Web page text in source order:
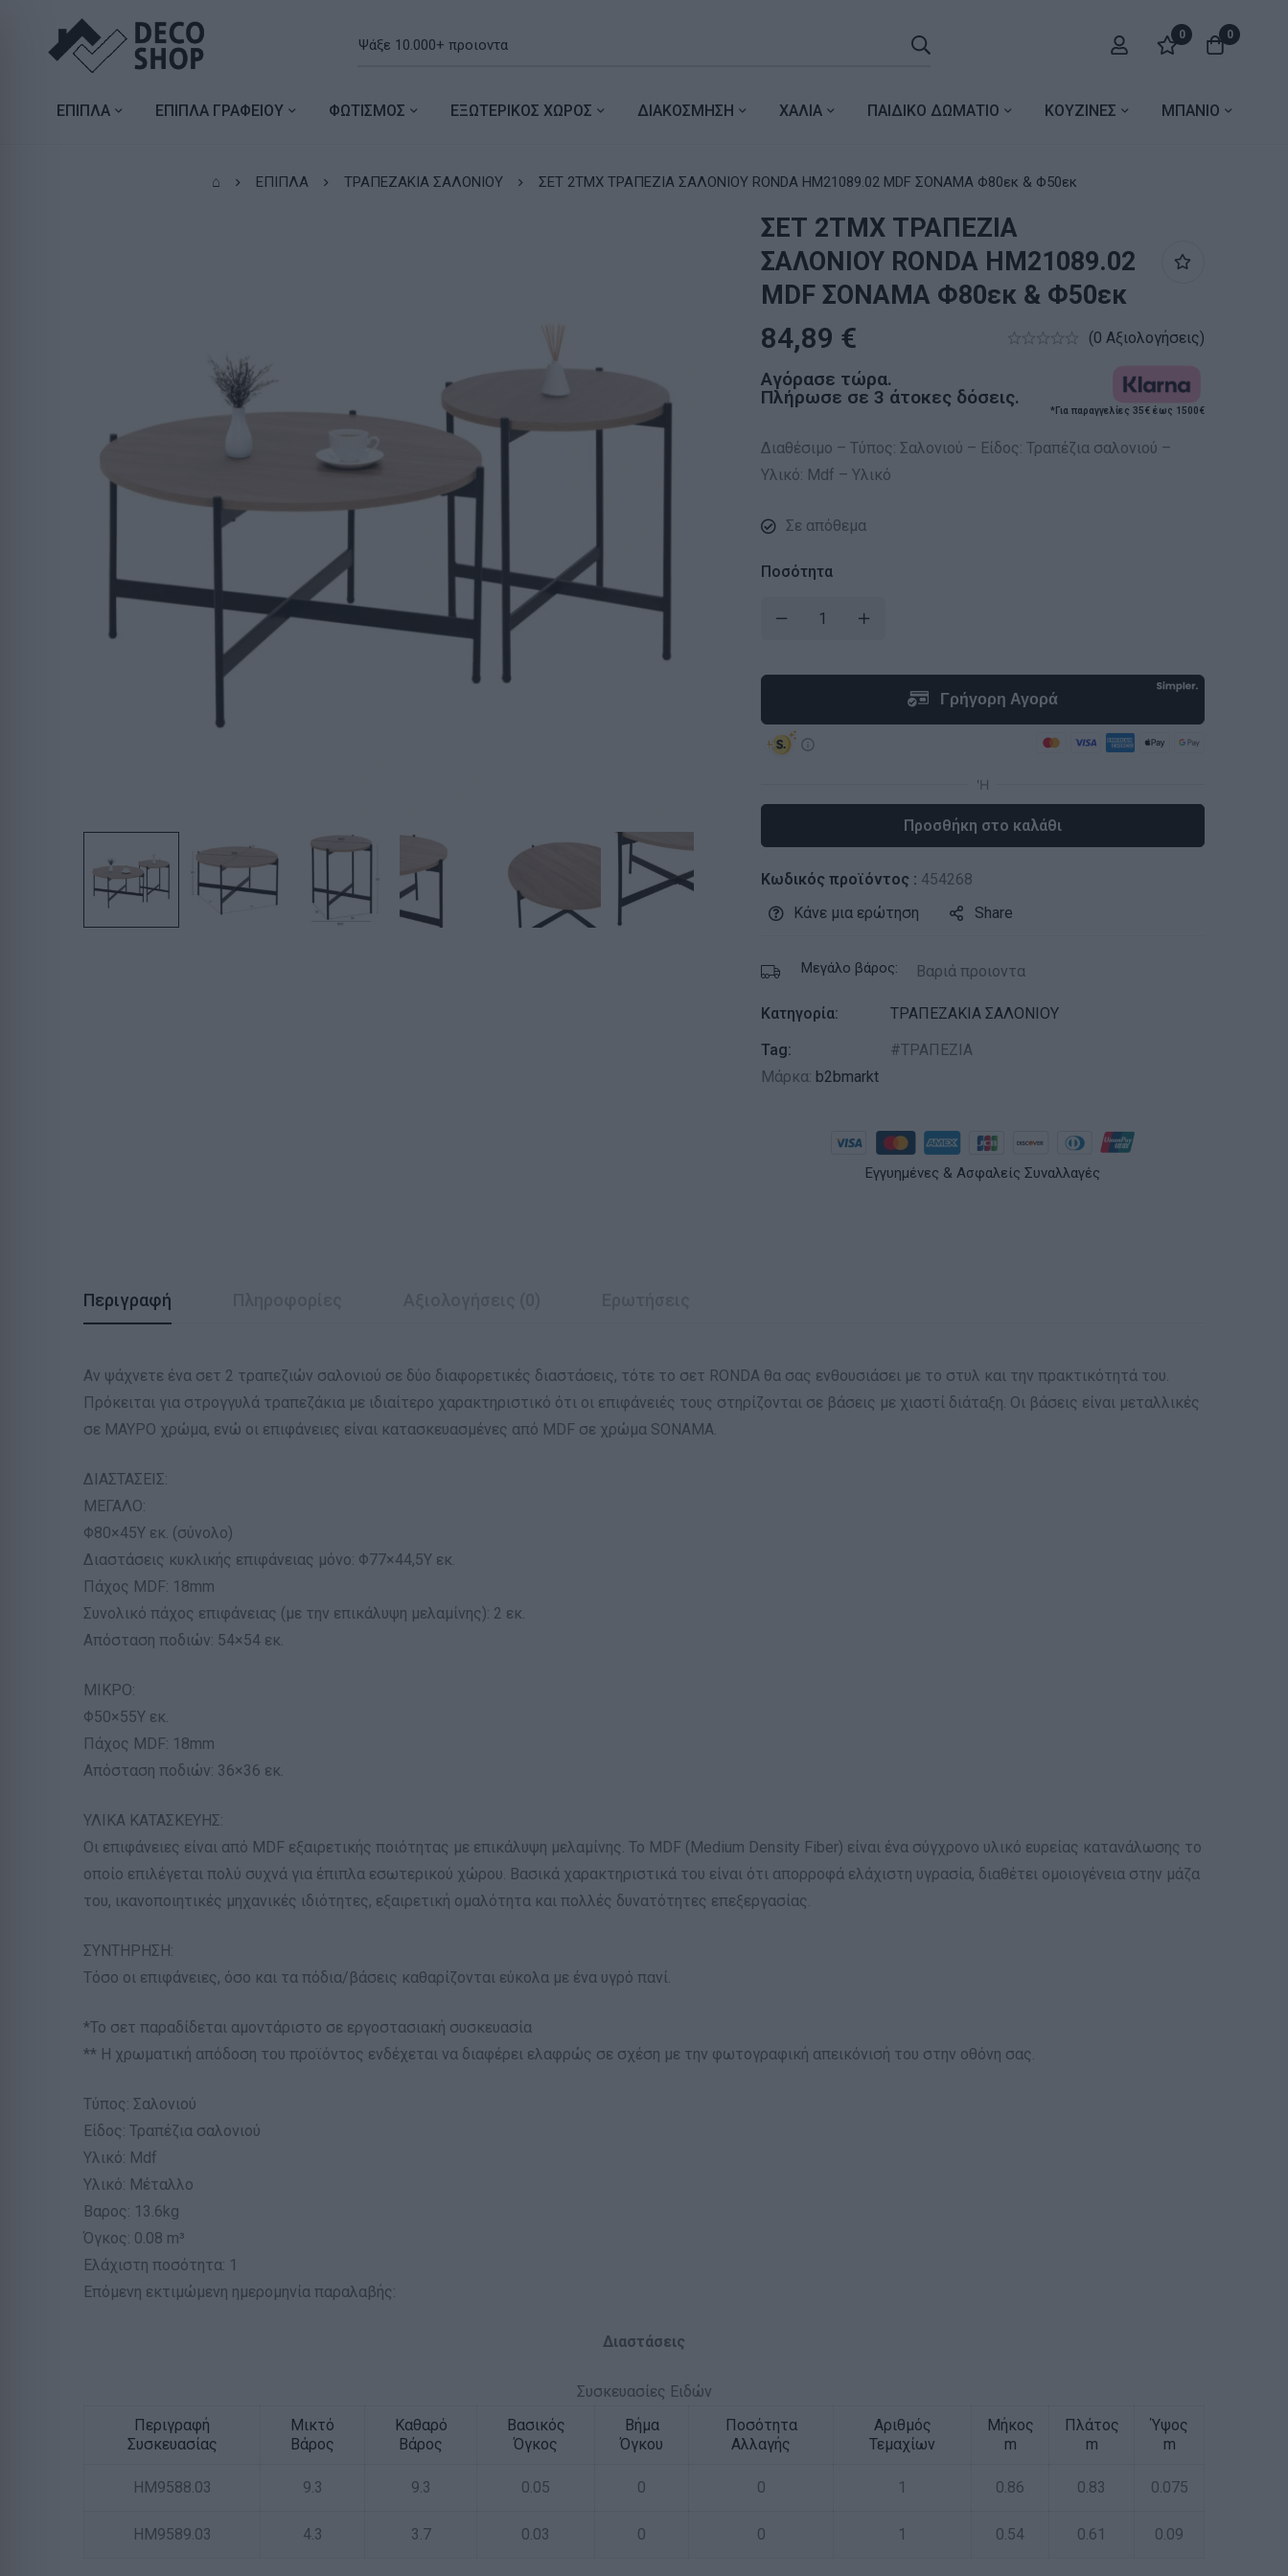
0 0
ΕΠΙΠΛΑ ΕΠΙΠΛΑ ΓΡΑΦΕΙΟΥ ΦΩΤΙΣΜΟΣ ΕΞΩΤΕΡΙΚΟΣ ΧΩΡΟΣ ΔΙΑΚΟΣΜΗΣΗ ΧΑΛΙΑ ΠΑΙΔΙΚΟ ΔΩΜΑΤΙΟ ΚΟΥΖΙΝΕΣ ΜΠΑΝΙΟ
⌂ ΕΠΙΠΛΑ ΤΡΑΠΕΖΑΚΙΑ ΣΑΛΟΝΙΟΥ ΣΕΤ 2ΤΜΧ ΤΡΑΠΕΖΙΑ ΣΑΛΟΝΙΟΥ RONDA HM21089.02 MDF ΣΟΝΑΜΑ Φ80εκ & Φ50εκ
ΣΕΤ 2ΤΜΧ ΤΡΑΠΕΖΙΑ
ΣΑΛΟΝΙΟΥ RONDA HM21089.02
MDF ΣΟΝΑΜΑ Φ80εκ & Φ50εκ
84,89 € (0 Αξιολογήσεις)
Αγόρασε τώρα.
Πλήρωσε σε 3 άτοκες δόσεις.
*Για παραγγελίες 35€ έως 1500€
Διαθέσιμο – Τύπος: Σαλονιού – Είδος: Τραπέζια σαλονιού –
Υλικό: Mdf – Υλικό
Σε απόθεμα
Ποσότητα
Προσθήκη στο καλάθι
Κωδικός προϊόντος : 454268
Κάνε μια ερώτηση
Share
Μεγάλο βάρος: Βαριά προιοντα
Κατηγορία:
ΤΡΑΠΕΖΑΚΙΑ ΣΑΛΟΝΙΟΥ
Tag:
ΤΡΑΠΕΖΙΑ
Μάρκα: b2bmarkt
Εγγυημένες & Ασφαλείς Συναλλαγές
Περιγραφή
Αν ψάχνετε ένα σετ 2 τραπεζιών σαλονιού σε δύο διαφορετικές διαστάσεις, τότε το σετ RONDA θα σας ενθουσιάσει με το στυλ και την πρακτικότητά του.
Πρόκειται για στρογγυλά τραπεζάκια με ιδιαίτερο χαρακτηριστικό ότι οι επιφάνειές τους στηρίζονται σε βάσεις με χιαστί διάταξη. Οι βάσεις είναι μεταλλικές
σε ΜΑΥΡΟ χρώμα, ενώ οι επιφάνειες είναι κατασκευασμένες από MDF σε χρώμα SONAMA.
ΔΙΑΣΤΑΣΕΙΣ:
ΜΕΓΑΛΟ:
Φ80×45Υ εκ. (σύνολο)
Διαστάσεις κυκλικής επιφάνειας μόνο: Φ77×44,5Υ εκ.
Πάχος MDF: 18mm
Συνολικό πάχος επιφάνειας (με την επικάλυψη μελαμίνης): 2 εκ.
Απόσταση ποδιών: 54×54 εκ.
ΜΙΚΡΟ:
Φ50×55Υ εκ.
Πάχος MDF: 18mm
Απόσταση ποδιών: 36×36 εκ.
ΥΛΙΚΑ ΚΑΤΑΣΚΕΥΗΣ:
Οι επιφάνειες είναι από MDF εξαιρετικής ποιότητας με επικάλυψη μελαμίνης. Το MDF (Medium Density Fiber) είναι ένα σύγχρονο υλικό ευρείας κατανάλωσης το
οποίο επιλέγεται πολύ συχνά για έπιπλα εσωτερικού χώρου. Βασικά χαρακτηριστικά του είναι ότι απορροφά ελάχιστη υγρασία, διαθέτει ομοιογένεια στην μάζα
του, ικανοποιητικές μηχανικές ιδιότητες, εξαιρετική ομαλότητα και πολλές δυνατότητες επεξεργασίας.
ΣΥΝΤΗΡΗΣΗ:
Τόσο οι επιφάνειες, όσο και τα πόδια/βάσεις καθαρίζονται εύκολα με ένα υγρό πανί.
*Το σετ παραδίδεται αμοντάριστο σε εργοστασιακή συσκευασία
** Η χρωματική απόδοση του προϊόντος ενδέχεται να διαφέρει ελαφρώς σε σχέση με την φωτογραφική απεικόνισή του στην οθόνη σας.
Τύπος: Σαλονιού
Είδος: Τραπέζια σαλονιού
Υλικό: Mdf
Υλικό: Μέταλλο
Βαρος: 13.6kg
Όγκος: 0.08 m³
Ελάχιστη ποσότητα: 1
Επόμενη εκτιμώμενη ημερομηνία παραλαβής:
Διαστάσεις
Συσκευασίες Ειδών
Περιγραφή
Συσκευασίας
Μικτό
Βάρος
Καθαρό
Βάρος
Βασικός
Όγκος
Βήμα
Όγκου
Ποσότητα
Αλλαγής
Αριθμός
Τεμαχίων
Μήκος
m
Πλάτος
m
Ύψος
m
HM9588.03 9.3 9.3 0.05 0 0 1 0.86 0.83 0.075
HM9589.03 4.3 3.7 0.03 0 0 1 0.54 0.61 0.09